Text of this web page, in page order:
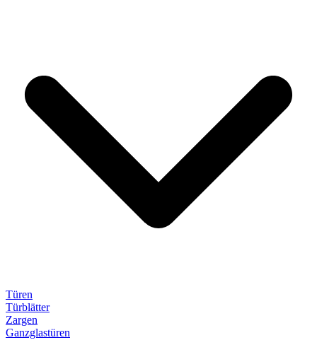
Türen
Türblätter
Zargen
Ganzglastüren